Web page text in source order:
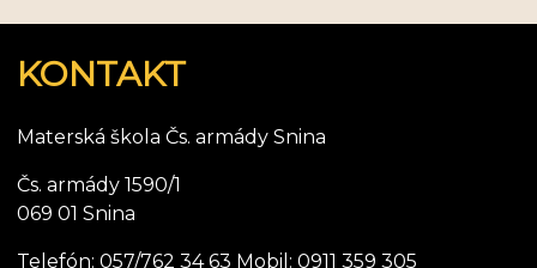
KONTAKT
Materská škola Čs. armády Snina
Čs. armády 1590/1
069 01 Snina
Telefón: 057/762 34 63 Mobil: 0911 359 305